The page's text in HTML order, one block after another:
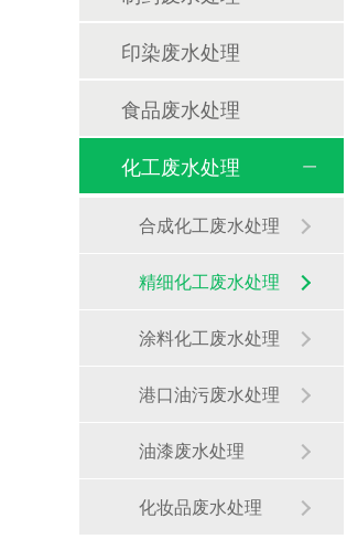
印染废水处理
食品废水处理
化工废水处理
合成化工废水处理
精细化工废水处理
涂料化工废水处理
港口油污废水处理
油漆废水处理
化妆品废水处理